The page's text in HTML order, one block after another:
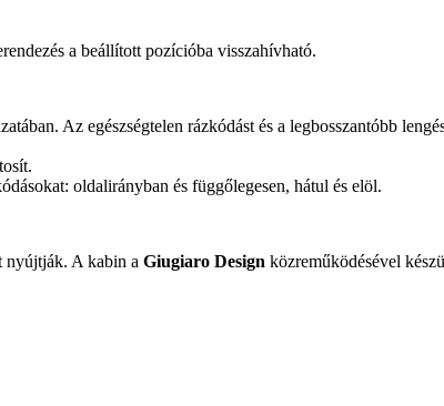
a beállított pozícióba visszahívható.
Az egészségtelen rázkódást és a legbosszantóbb
oldalirányban és függőlegesen, hátul és elöl.
nyújtják. A kabin a Giugiaro Design közreműködésével